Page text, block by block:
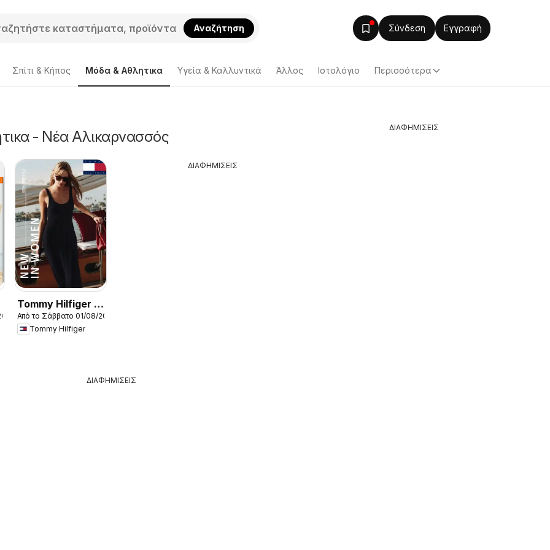
Αναζήτηση Σύνδεση Εγγραφή
Σπίτι & Κήπος Μόδα & Aθλητικα Υγεία & Καλλυντικά Άλλος Ιστολόγιο Περισσότερα
- Νέα Αλικαρνασσός
Tommy Hilfiger -
Kατάλογος
8/2026 New in
Από το Σάββατο 01/08/2026
Tommy Hilfiger
ΔΙΑΦΗΜΙΣΕΙΣ
ΔΙΑΦΗΜΙΣΕΙΣ
ΔΙΑΦΗΜΙΣΕΙΣ